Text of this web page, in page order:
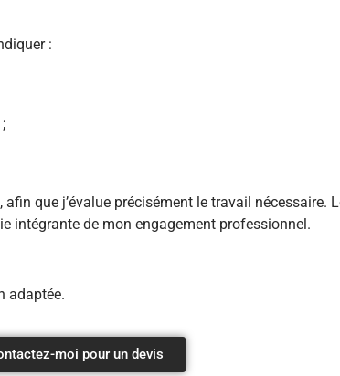
:
que j’évalue précisément le travail nécessaire.
intégrante de mon engagement professionnel.
adaptée.
moi pour un devis